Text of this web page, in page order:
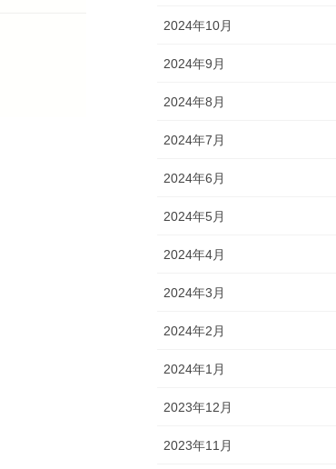
2024年10月
2024年9月
2024年8月
2024年7月
2024年6月
2024年5月
2024年4月
2024年3月
2024年2月
2024年1月
2023年12月
2023年11月